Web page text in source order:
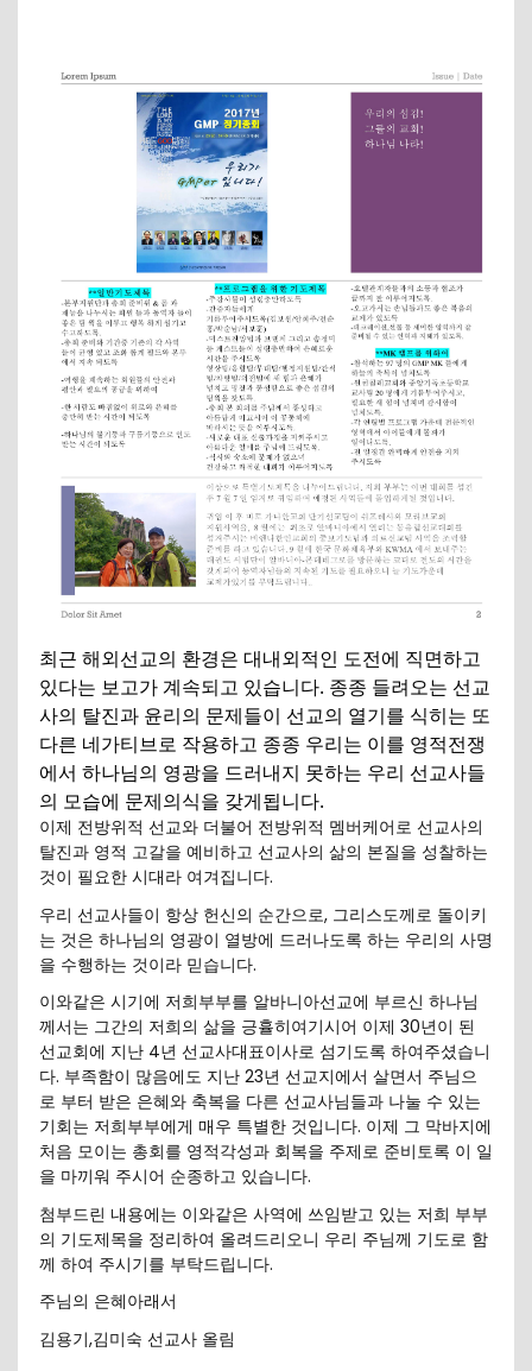
최근 해외선교의 환경은 대내외적인 도전에 직면하고
있다는 보고가 계속되고 있습니다. 종종 들려오는 선교
사의 탈진과 윤리의 문제들이 선교의 열기를 식히는 또
다른 네가티브로 작용하고 종종 우리는 이를 영적전쟁
에서 하나님의 영광을 드러내지 못하는 우리 선교사들
의 모습에 문제의식을 갖게됩니다.
이제 전방위적 선교와 더불어 전방위적 멤버케어로 선교사의
탈진과 영적 고갈을 예비하고 선교사의 삶의 본질을 성찰하는
것이 필요한 시대라 여겨집니다.
우리 선교사들이 항상 헌신의 순간으로, 그리스도께로 돌이키
는 것은 하나님의 영광이 열방에 드러나도록 하는 우리의 사명
을 수행하는 것이라 믿습니다.
이와같은 시기에 저희부부를 알바니아선교에 부르신 하나님
께서는 그간의 저희의 삶을 긍휼히여기시어 이제 30년이 된
선교회에 지난 4년 선교사대표이사로 섬기도록 하여주셨습니
다. 부족함이 많음에도 지난 23년 선교지에서 살면서 주님으
로 부터 받은 은혜와 축복을 다른 선교사님들과 나눌 수 있는
기회는 저희부부에게 매우 특별한 것입니다. 이제 그 막바지에
처음 모이는 총회를 영적각성과 회복을 주제로 준비토록 이 일
을 마끼워 주시어 순종하고 있습니다.
첨부드린 내용에는 이와같은 사역에 쓰임받고 있는 저희 부부
의 기도제목을 정리하여 올려드리오니 우리 주님께 기도로 함
께 하여 주시기를 부탁드립니다.
주님의 은혜아래서
김용기,김미숙 선교사 올림